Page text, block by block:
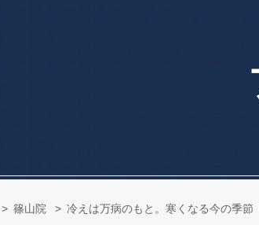
篠山院 冷えは万病のもと。寒くなる今の季節